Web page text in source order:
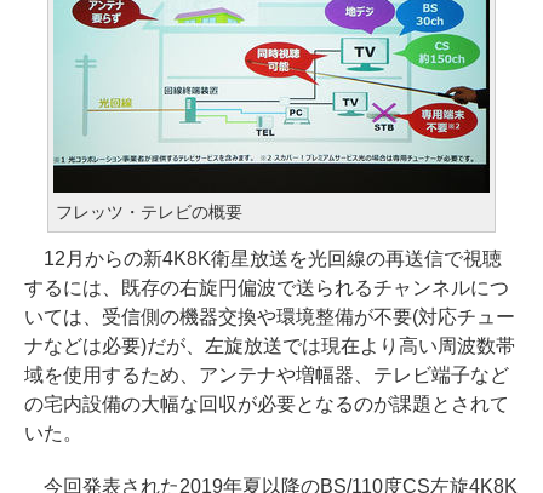
フレッツ・テレビの概要
12月からの新4K8K衛星放送を光回線の再送信で視聴
するには、既存の右旋円偏波で送られるチャンネルにつ
いては、受信側の機器交換や環境整備が不要(対応チュー
ナなどは必要)だが、左旋放送では現在より高い周波数帯
域を使用するため、アンテナや増幅器、テレビ端子など
の宅内設備の大幅な回収が必要となるのが課題とされて
いた。
今回発表された2019年夏以降のBS/110度CS左旋4K8K